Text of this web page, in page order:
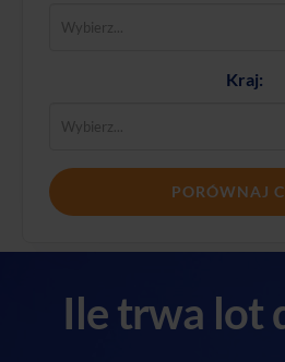
Kraj:
PORÓWNAJ
Ile trwa lot